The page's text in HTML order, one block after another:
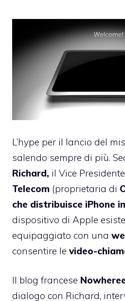
L’hype per il lancio del
salendo sempre di più.
Richard, il Vice
Telecom (proprietaria di
che distribuisce iPhone
dispositivo di Apple
equipaggiato con una
consentire le video-
Il blog francese
dialogo con Richard,